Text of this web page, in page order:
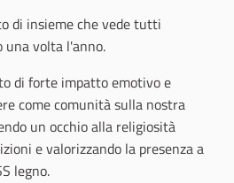
di insieme che vede tutti
una volta l'anno.
di forte impatto emotivo e
come comunità sulla nostra
un occhio alla religiosità
e valorizzando la presenza a
legno.